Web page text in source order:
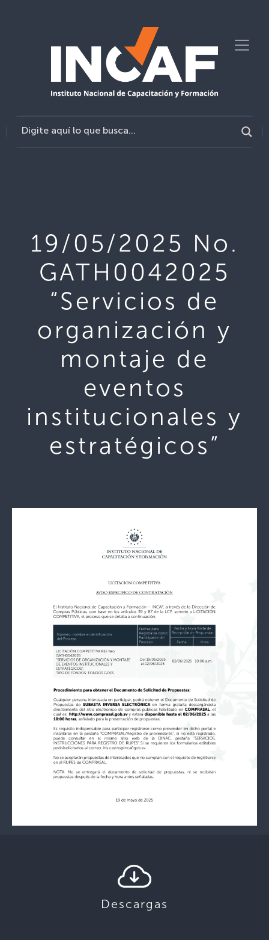
19/05/2025 No.
GATH0042025
“Servicios de
organización y
montaje de
eventos
institucionales y
estratégicos”
Descargas